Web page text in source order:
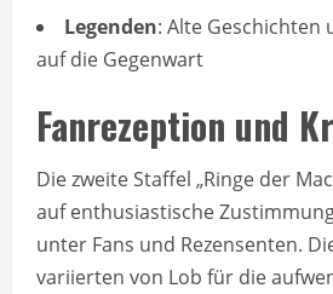
Legenden: Alte Geschichten
auf die Gegenwart
Fanrezeption und
Die zweite Staffel „Ringe der
auf enthusiastische
unter Fans und Rezensenten.
variierten von Lob für die